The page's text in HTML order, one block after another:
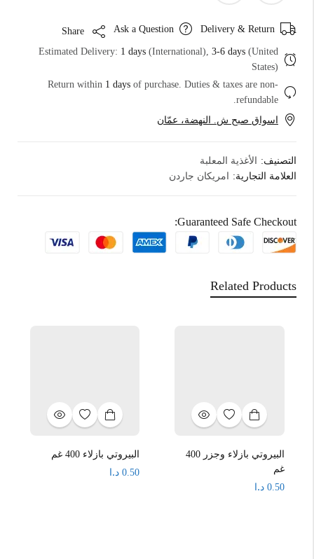
Delivery & Return
Ask a Question
Estimated Delivery: 1 days (International), 3-6 days (United
States)
Return within 1 days of purchase. Duties & taxes are non-
refundable.
اسواق صبح ش. النهضة، عمّان
التصنيف:
الأغذية المعلبة
العلامة التجارية:
امريكان جاردن
Guaranteed Safe Checkout:
Related Products
البيروتي بازلاء وجزر 400
غم
0.50 د.ا
البيروتي بازلاء 400 غم
0.50 د.ا